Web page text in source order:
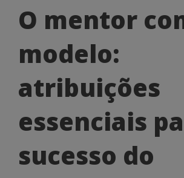
O
mentor
como
modelo:
atribuições
essenciais
para
O mentor
modelo:
atribuições
essenciais
sucesso do